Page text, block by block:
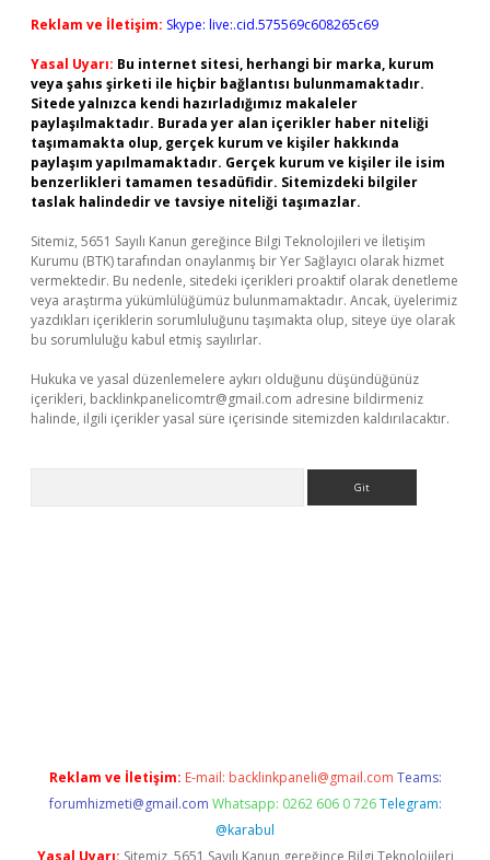
Reklam ve İletişim: Skype: live:.cid.575569c608265c69
Yasal Uyarı: Bu internet sitesi, herhangi bir marka, kurum
veya şahıs şirketi ile hiçbir bağlantısı bulunmamaktadır.
Sitede yalnızca kendi hazırladığımız makaleler
paylaşılmaktadır. Burada yer alan içerikler haber niteliği
taşımamakta olup, gerçek kurum ve kişiler hakkında
paylaşım yapılmamaktadır. Gerçek kurum ve kişiler ile isim
benzerlikleri tamamen tesadüfidir. Sitemizdeki bilgiler
taslak halindedir ve tavsiye niteliği taşımazlar.
Sitemiz, 5651 Sayılı Kanun gereğince Bilgi Teknolojileri ve İletişim
Kurumu (BTK) tarafından onaylanmış bir Yer Sağlayıcı olarak hizmet
vermektedir. Bu nedenle, sitedeki içerikleri proaktif olarak denetleme
veya araştırma yükümlülüğümüz bulunmamaktadır. Ancak, üyelerimiz
yazdıkları içeriklerin sorumluluğunu taşımakta olup, siteye üye olarak
bu sorumluluğu kabul etmiş sayılırlar.
Hukuka ve yasal düzenlemelere aykırı olduğunu düşündüğünüz
içerikleri, backlinkpanelicomtr@gmail.com adresine bildirmeniz
halinde, ilgili içerikler yasal süre içerisinde sitemizden kaldırılacaktır.
Reklam ve İletişim: E-mail: backlinkpaneli@gmail.com Teams:
forumhizmeti@gmail.com Whatsapp: 0262 606 0 726 Telegram:
@karabul
Yasal Uyarı: Sitemiz, 5651 Sayılı Kanun gereğince Bilgi Teknolojileri